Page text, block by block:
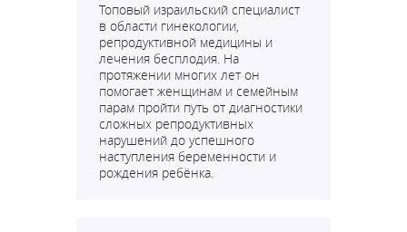
Топовый израильский специалист
в области гинекологии,
репродуктивной медицины и
лечения бесплодия. На
протяжении многих лет он
помогает женщинам и семейным
парам пройти путь от диагностики
сложных репродуктивных
нарушений до успешного
наступления беременности и
рождения ребёнка.